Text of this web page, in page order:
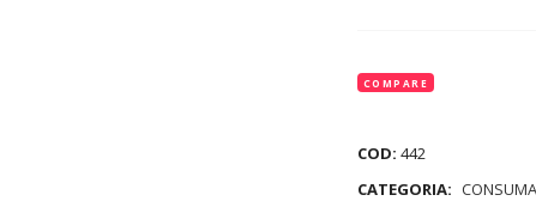
COMPARE
COD: 442
CATEGORIA: